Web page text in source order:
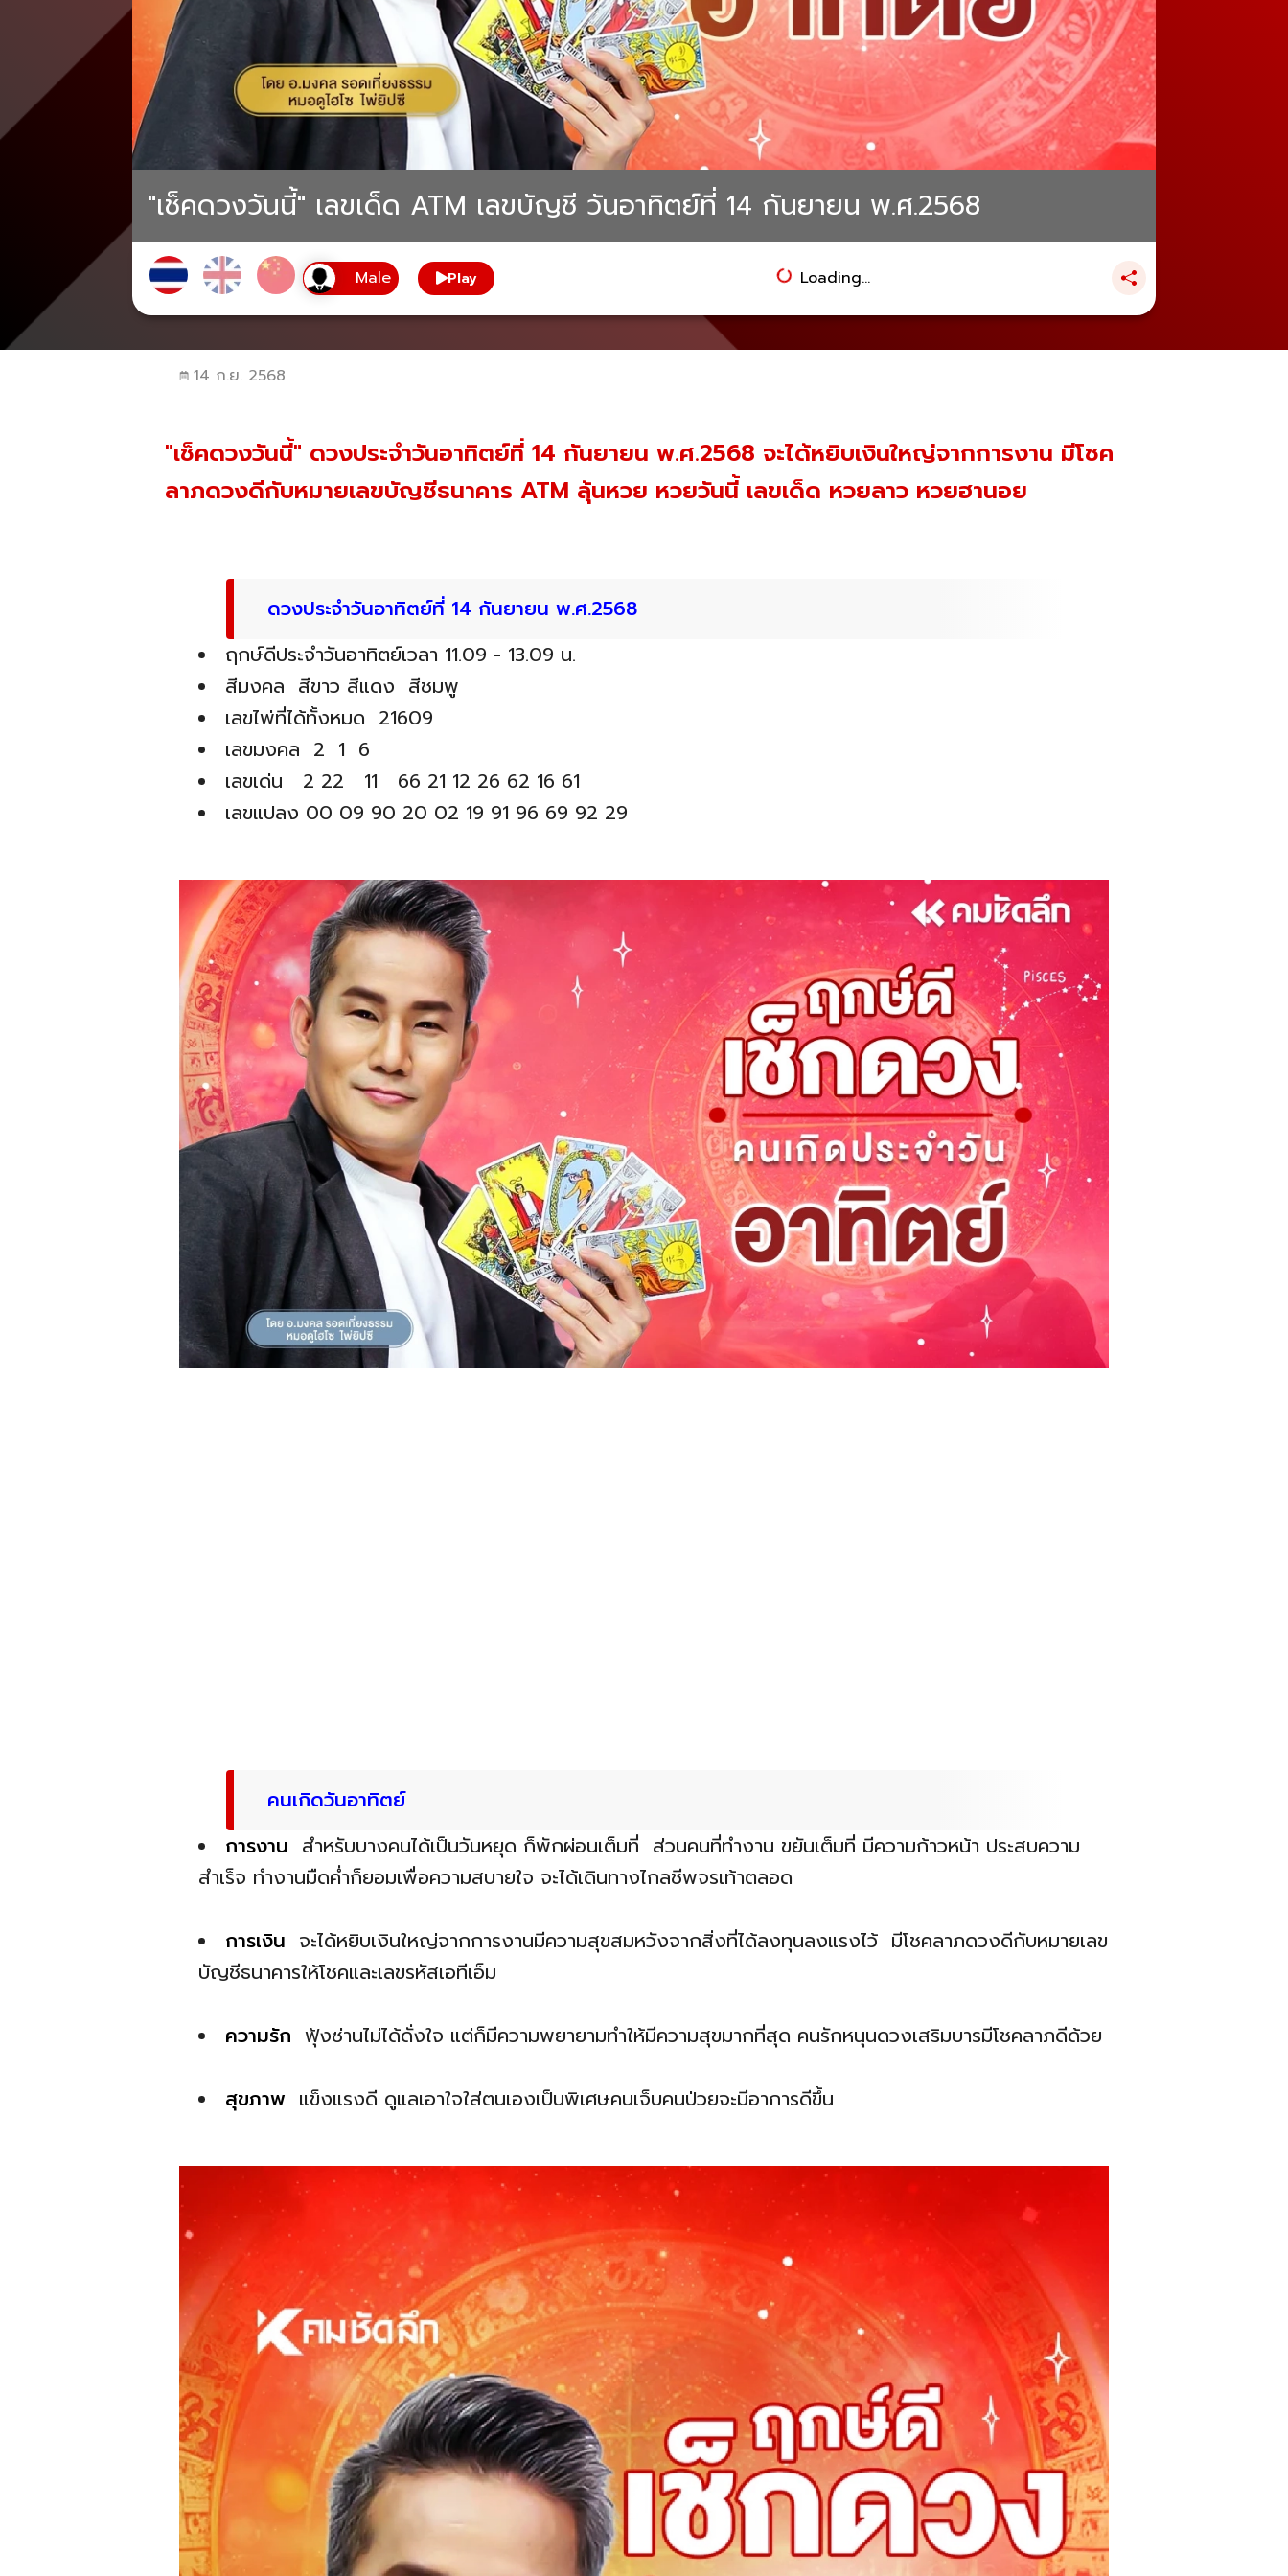
"เช็คดวงวันนี้" เลขเด็ด ATM เลขบัญชี วันอาทิตย์ที่ 14 กันยายน พ.ศ.2568
Play Loading...
14 ก.ย. 2568
"เช็คดวงวันนี้" ดวงประจำวันอาทิตย์ที่ 14 กันยายน พ.ศ.2568 จะได้หยิบเงินใหญ่จากการงาน มีโชค
ลาภดวงดีกับหมายเลขบัญชีธนาคาร ATM ลุ้นหวย หวยวันนี้ เลขเด็ด หวยลาว หวยฮานอย
ดวงประจำวันอาทิตย์ที่ 14 กันยายน พ.ศ.2568
ฤกษ์ดีประจำวันอาทิตย์เวลา 11.09 - 13.09 น.
สีมงคล สีขาว สีแดง สีชมพู
เลขไพ่ที่ได้ทั้งหมด 21609
เลขมงคล 2 1 6
เลขเด่น 2 22 11 66 21 12 26 62 16 61
เลขแปลง 00 09 90 20 02 19 91 96 69 92 29
คนเกิดวันอาทิตย์
การงาน สำหรับบางคนได้เป็นวันหยุด ก็พักผ่อนเต็มที่ ส่วนคนที่ทำงาน ขยันเต็มที่ มีความก้าวหน้า ประสบความ
สำเร็จ ทำงานมืดค่ำก็ยอมเพื่อความสบายใจ จะได้เดินทางไกลชีพจรเท้าตลอด
การเงิน จะได้หยิบเงินใหญ่จากการงานมีความสุขสมหวังจากสิ่งที่ได้ลงทุนลงแรงไว้ มีโชคลาภดวงดีกับหมายเลข
บัญชีธนาคารให้โชคและเลขรหัสเอทีเอ็ม
ความรัก ฟุ้งซ่านไม่ได้ดั่งใจ แต่ก็มีความพยายามทำให้มีความสุขมากที่สุด คนรักหนุนดวงเสริมบารมีโชคลาภดีด้วย
สุขภาพ แข็งแรงดี ดูแลเอาใจใส่ตนเองเป็นพิเศษคนเจ็บคนป่วยจะมีอาการดีขึ้น